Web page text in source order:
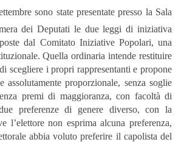
sono state presentate presso la Sala
dei Deputati le due leggi di iniziativa
dal Comitato Iniziative Popolari, una
Quella ordinaria intende restituire
scegliere i propri rappresentanti e propone
assolutamente proporzionale, senza soglie
premi di maggioranza, con facoltà di
preferenze di genere diverso, con la
l’elettore non esprima alcuna preferenza,
abbia voluto preferire il capolista del